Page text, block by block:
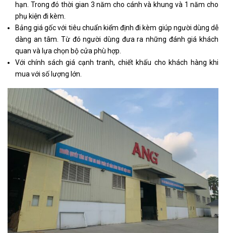
hạn. Trong đó thời gian 3 năm cho cánh và khung và 1 năm cho
phụ kiện đi kèm.
Bảng giá gốc với tiêu chuẩn kiểm định đi kèm giúp người dùng dễ
dàng an tâm. Từ đó người dùng đưa ra những đánh giá khách
quan và lựa chọn bộ cửa phù hợp.
Với chính sách giá cạnh tranh, chiết khấu cho khách hàng khi
mua với số lượng lớn.